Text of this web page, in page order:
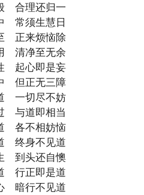
合理还归一
常须生慧日
正来烦恼除
清净至无余
起心即是妄
但正无三障
一切尽不妨
与道即相当
各不相妨恼
终身不见道
到头还自懊
行正即是道
暗行不见道